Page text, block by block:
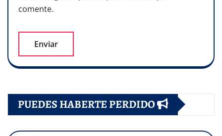
comente.
PUEDES HABERTE PERDIDO